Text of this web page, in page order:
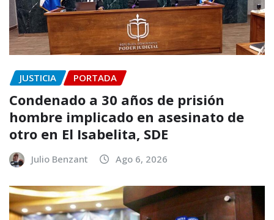
JUSTICIA PORTADA
Condenado a 30 años de prisión
hombre implicado en asesinato de
otro en El Isabelita, SDE
Julio Benzant Ago 6, 2026